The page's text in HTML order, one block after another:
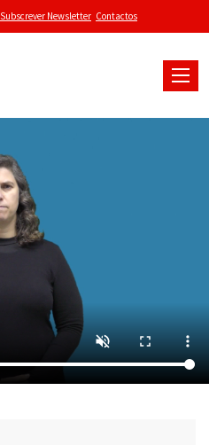
Subscrever Newsletter Contactos
Toggle